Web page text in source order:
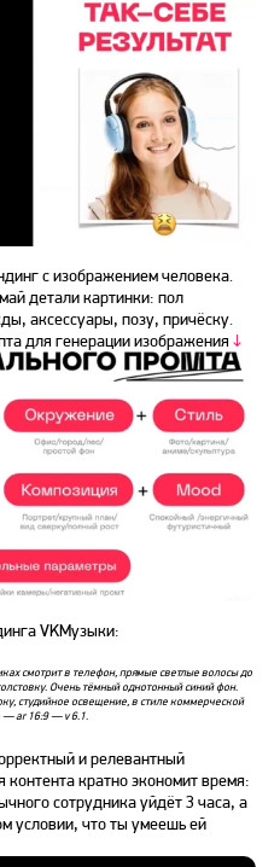
с изображением человека.
детали картинки: пол
аксессуары, позу, причёску.
для генерации изображения ↓
VKМузыки:
смотрит в телефон, прямые светлые волосы до
Очень тёмный однотонный синий фон.
студийное освещение, в стиле коммерческой
— ar 16:9 — v 6.1.
и релевантный
контента кратно экономит время:
сотрудника уйдёт 3 часа, а
условии, что ты умеешь ей